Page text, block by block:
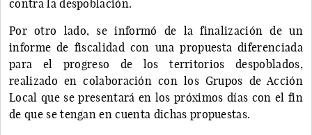
contra la despoblación.
Por otro lado, se informó de la finalización de un
informe de fiscalidad con una propuesta diferenciada
para el progreso de los territorios despoblados,
realizado en colaboración con los Grupos de Acción
Local que se presentará en los próximos días con el fin
de que se tengan en cuenta dichas propuestas.